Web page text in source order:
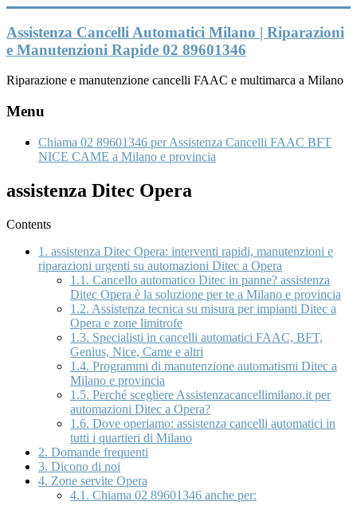
al
contenuto
Assistenza Cancelli Automatici Milano | Riparazioni
e Manutenzioni Rapide 02 89601346
Riparazione e manutenzione cancelli FAAC e multimarca a Milano
Menu
Chiama 02 89601346 per Assistenza Cancelli FAAC BFT
NICE CAME a Milano e provincia
assistenza Ditec Opera
Contents
1. assistenza Ditec Opera: interventi rapidi, manutenzioni e
riparazioni urgenti su automazioni Ditec a Opera
1.1. Cancello automatico Ditec in panne? assistenza
Ditec Opera è la soluzione per te a Milano e provincia
1.2. Assistenza tecnica su misura per impianti Ditec a
Opera e zone limitrofe
1.3. Specialisti in cancelli automatici FAAC, BFT,
Genius, Nice, Came e altri
1.4. Programmi di manutenzione automatismi Ditec a
Milano e provincia
1.5. Perché scegliere Assistenzacancellimilano.it per
automazioni Ditec a Opera?
1.6. Dove operiamo: assistenza cancelli automatici in
tutti i quartieri di Milano
2. Domande frequenti
3. Dicono di noi
4. Zone servite Opera
4.1. Chiama 02 89601346 anche per: